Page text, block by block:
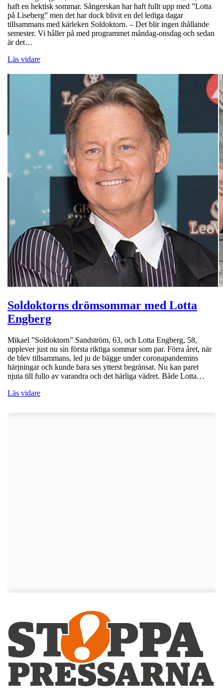
haft en hektisk sommar. Sångerskan har haft fullt upp med ”Lotta
på Liseberg” men det har dock blivit en del lediga dagar
tillsammans med kärleken Soldoktorn. – Det blir ingen ihållande
semester. Vi håller på med programmet måndag-onsdag och sedan
är det…
Läs vidare
Soldoktorns drömsommar med Lotta
Engberg
Mikael ”Soldoktorn” Sandström, 63, och Lotta Engberg, 58,
upplever just nu sin första riktiga sommar som par. Förra året, när
de blev tillsammans, led ju de bägge under coronapandemins
härjningar och kunde bara ses ytterst begränsat. Nu kan paret
njuta till fullo av varandra och det härliga vädret. Både Lotta…
Läs vidare